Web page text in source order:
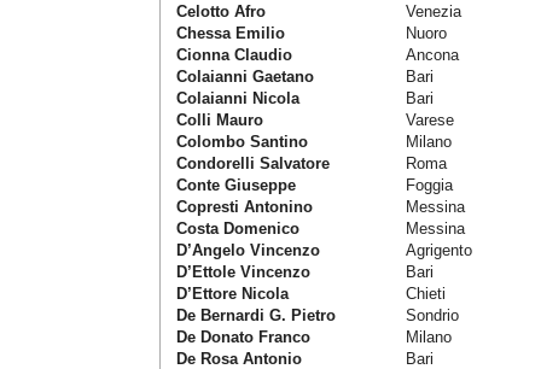
Celotto Afro
Venezia
Chessa Emilio
Nuoro
Cionna Claudio
Ancona
Colaianni Gaetano
Bari
Colaianni Nicola
Bari
Colli Mauro
Varese
Colombo Santino
Milano
Condorelli Salvatore
Roma
Conte Giuseppe
Foggia
Copresti Antonino
Messina
Costa Domenico
Messina
D’Angelo Vincenzo
Agrigento
D’Ettole Vincenzo
Bari
D’Ettore Nicola
Chieti
De Bernardi G. Pietro
Sondrio
De Donato Franco
Milano
De Rosa Antonio
Bari